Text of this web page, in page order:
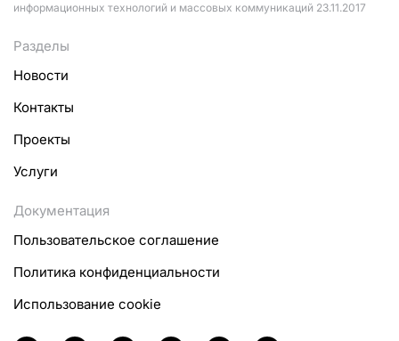
информационных технологий и массовых коммуникаций 23.11.2017
Разделы
Новости
Контакты
Проекты
Услуги
Документация
Пользовательское соглашение
Политика конфиденциальности
Использование cookie